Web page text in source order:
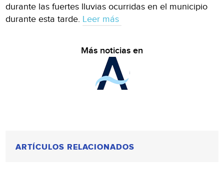
durante las fuertes lluvias ocurridas en el municipio
durante esta tarde. Leer más
Más noticias en
ARTÍCULOS RELACIONADOS